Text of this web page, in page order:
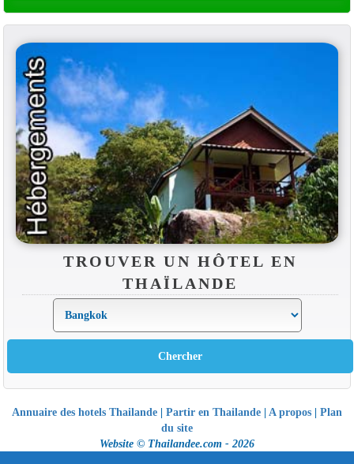
TROUVER UN HÔTEL EN
THAÏLANDE
Annuaire des hotels Thailande | Partir en Thailande | A propos | Plan
du site
Website © Thailandee.com - 2026